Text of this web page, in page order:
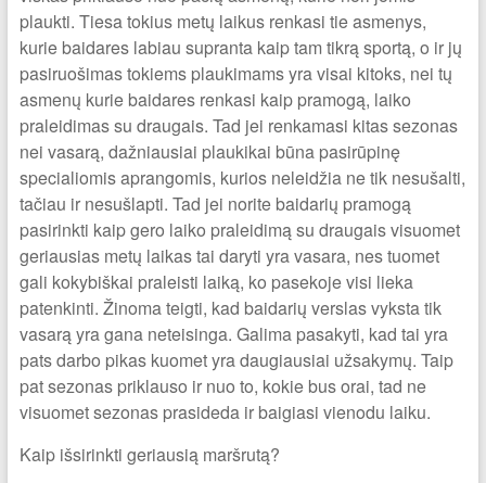
plaukti. Tiesa tokius metų laikus renkasi tie asmenys,
kurie baidares labiau supranta kaip tam tikrą sportą, o ir jų
pasiruošimas tokiems plaukimams yra visai kitoks, nei tų
asmenų kurie baidares renkasi kaip pramogą, laiko
praleidimas su draugais. Tad jei renkamasi kitas sezonas
nei vasarą, dažniausiai plaukikai būna pasirūpinę
specialiomis aprangomis, kurios neleidžia ne tik nesušalti,
tačiau ir nesušlapti. Tad jei norite baidarių pramogą
pasirinkti kaip gero laiko praleidimą su draugais visuomet
geriausias metų laikas tai daryti yra vasara, nes tuomet
gali kokybiškai praleisti laiką, ko pasekoje visi lieka
patenkinti. Žinoma teigti, kad baidarių verslas vyksta tik
vasarą yra gana neteisinga. Galima pasakyti, kad tai yra
pats darbo pikas kuomet yra daugiausiai užsakymų. Taip
pat sezonas priklauso ir nuo to, kokie bus orai, tad ne
visuomet sezonas prasideda ir baigiasi vienodu laiku.
Kaip išsirinkti geriausią maršrutą?